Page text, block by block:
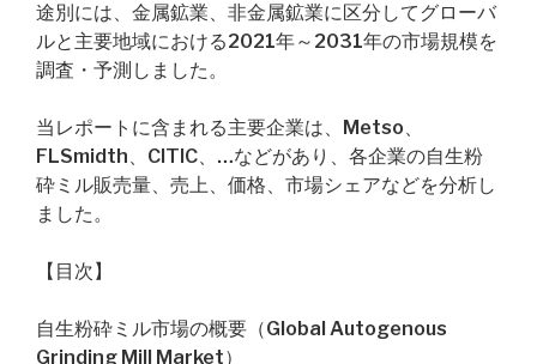
途別には、金属鉱業、非金属鉱業に区分してグローバ
ルと主要地域における2021年～2031年の市場規模を
調査・予測しました。
当レポートに含まれる主要企業は、Metso、
FLSmidth、CITIC、…などがあり、各企業の自生粉
砕ミル販売量、売上、価格、市場シェアなどを分析し
ました。
【目次】
自生粉砕ミル市場の概要（Global Autogenous
Grinding Mill Market）